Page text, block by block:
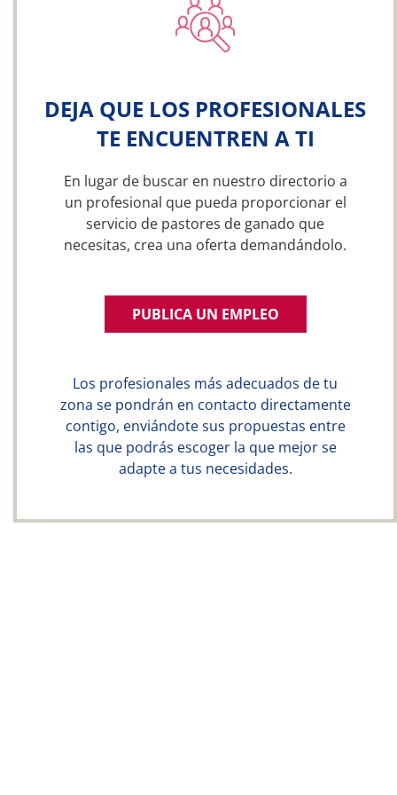
DEJA QUE LOS PROFESIONALES
TE ENCUENTREN A TI
En lugar de buscar en nuestro directorio a
un profesional que pueda proporcionar el
servicio de pastores de ganado que
necesitas, crea una oferta demandándolo.
PUBLICA UN EMPLEO
Los profesionales más adecuados de tu
zona se pondrán en contacto directamente
contigo, enviándote sus propuestas entre
las que podrás escoger la que mejor se
adapte a tus necesidades.